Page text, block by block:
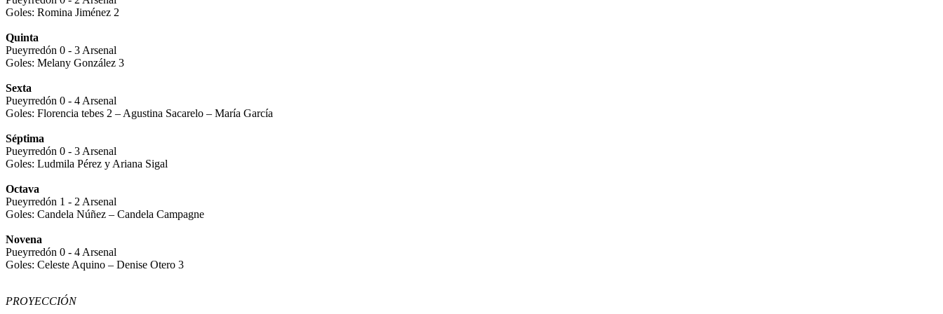
Goles: Romina Jiménez 2
Quinta
Pueyrredón 0 - 3 Arsenal
Goles: Melany González 3
Sexta
Pueyrredón 0 - 4 Arsenal
Goles: Florencia tebes 2 – Agustina Sacarelo – María García
Séptima
Pueyrredón 0 - 3 Arsenal
Goles: Ludmila Pérez y Ariana Sigal
Octava
Pueyrredón 1 - 2 Arsenal
Goles: Candela Núñez – Candela Campagne
Novena
Pueyrredón 0 - 4 Arsenal
Goles: Celeste Aquino – Denise Otero 3
PROYECCIÓN